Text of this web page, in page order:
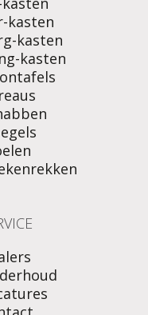
kasten
kasten
kasten